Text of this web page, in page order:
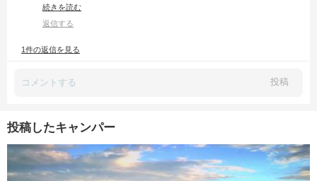
狐も近くまで出てくるんですね
僕が張った時は朝方鹿の鳴き声が結構してました
なかなか管理が行き届いてて良いキャンプ場ですね
続きを読む
返信する
1件の返信を見る
投稿
投稿したキャンパー